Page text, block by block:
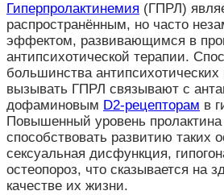
Гиперпролактинемия (ГПРЛ)
распространённым, но часто
эффектом, развивающимся в
антипсихотической терапии.
большинства антипсихотических
вызывать ГПРЛ связывают с
дофаминовым D2-рецепторам в
Повышенный уровень
способствовать развитию таких
сексуальная дисфункция,
остеопороз, что сказывается на
качестве их жизни.